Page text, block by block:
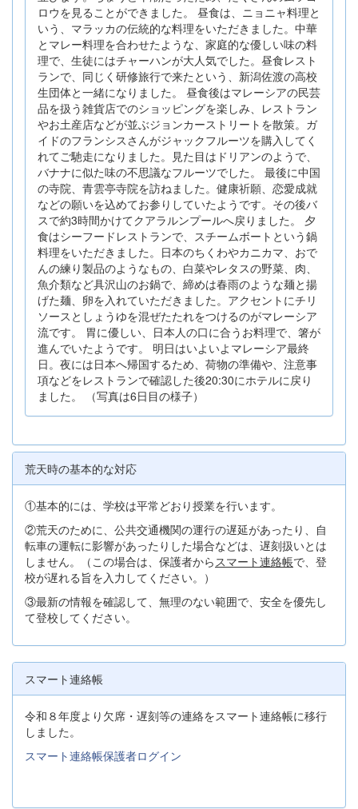
ロウを見ることができました。 昼食は、ニョニャ料理と
いう、マラッカの伝統的な料理をいただきました。中華
とマレー料理を合わせたような、家庭的な優しい味の料
理で、生徒にはチャーハンが大人気でした。昼食レスト
ランで、同じく研修旅行で来たという、新潟佐渡の高校
生団体と一緒になりました。 昼食後はマレーシアの民芸
品を扱う雑貨店でのショッピングを楽しみ、レストラン
やお土産店などが並ぶジョンカーストリートを散策。ガ
イドのフランシスさんがジャックフルーツを購入してく
れてご馳走になりました。見た目はドリアンのようで、
バナナに似た味の不思議なフルーツでした。 最後に中国
の寺院、青雲亭寺院を訪ねました。健康祈願、恋愛成就
などの願いを込めてお参りしていたようです。その後バ
スで約3時間かけてクアラルンプールへ戻りました。 夕
食はシーフードレストランで、スチームボートという鍋
料理をいただきました。日本のちくわやカニカマ、おで
んの練り製品のようなもの、白菜やレタスの野菜、肉、
魚介類など具沢山のお鍋で、締めは春雨のような麺と揚
げた麺、卵を入れていただきました。アクセントにチリ
ソースとしょうゆを混ぜたたれをつけるのがマレーシア
流です。 胃に優しい、日本人の口に合うお料理で、箸が
進んでいたようです。 明日はいよいよマレーシア最終
日。夜には日本へ帰国するため、荷物の準備や、注意事
項などをレストランで確認した後20:30にホテルに戻り
ました。 （写真は6日目の様子）
荒天時の基本的な対応
①基本的には、学校は平常どおり授業を行います。
②荒天のために、公共交通機関の運行の遅延があったり、自
転車の運転に影響があったりした場合などは、遅刻扱いとは
しません。（この場合は、保護者から スマート連絡帳で、登
校が遅れる旨を入力してください。）
③最新の情報を確認して、無理のない範囲で、安全を優先し
て登校してください。
スマート連絡帳
令和８年度より欠席・遅刻等の連絡をスマート連絡帳に移行
しました。
スマート連絡帳保護者ログイン